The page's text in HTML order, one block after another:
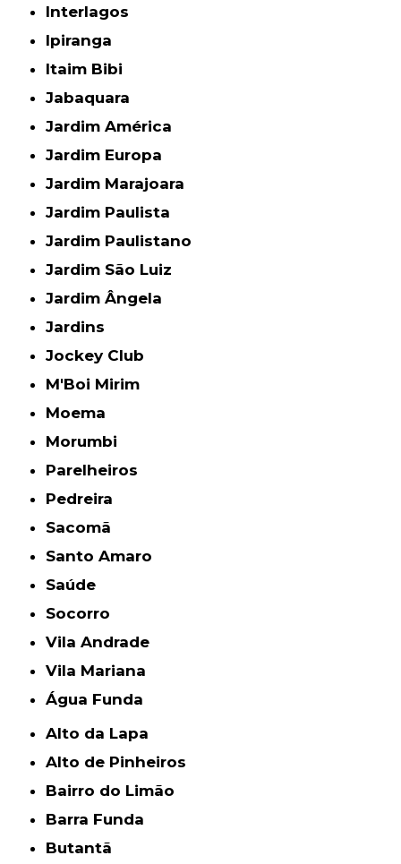
Interlagos
Ipiranga
Itaim Bibi
Jabaquara
Jardim América
Jardim Europa
Jardim Marajoara
Jardim Paulista
Jardim Paulistano
Jardim São Luiz
Jardim Ângela
Jardins
Jockey Club
M'Boi Mirim
Moema
Morumbi
Parelheiros
Pedreira
Sacomã
Santo Amaro
Saúde
Socorro
Vila Andrade
Vila Mariana
Água Funda
Alto da Lapa
Alto de Pinheiros
Bairro do Limão
Barra Funda
Butantã